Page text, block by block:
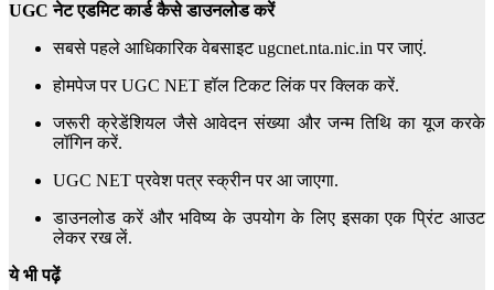
UGC नेटएडमिट कार्ड कैसे डाउनलोड करें
सबसे पहले आधिकारिक वेबसाइट ugcnet.nta.nic.in पर जाएं.
होमपेज पर UGC NET हॉल टिकट लिंक पर क्लिक करें.
जरूरी क्रेडेंशियल जैसे आवेदन संख्या और जन्म तिथि का यूज करके
लॉगिन करें.
UGC NET प्रवेश पत्र स्क्रीन पर आ जाएगा.
डाउनलोड करें और भविष्य के उपयोग के लिए इसका एक प्रिंट आउट
लेकर रख लें.
ये भी पढ़ें